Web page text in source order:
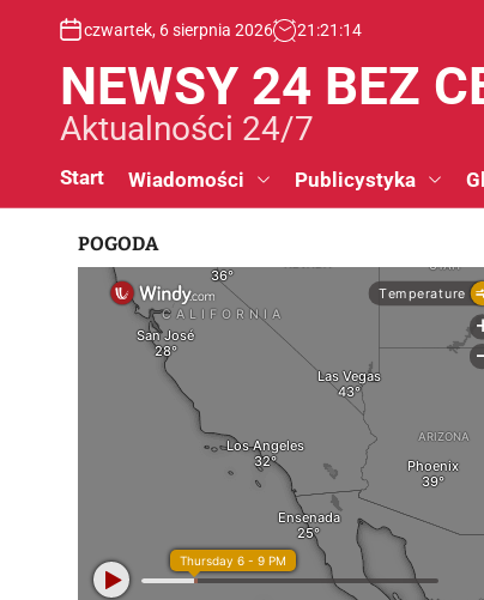
czwartek, 6 sierpnia 2026 21 :21 :15
NEWSY 24 BEZ
Aktualności 24/7
Start Wiadomości Publicystyka
POGODA